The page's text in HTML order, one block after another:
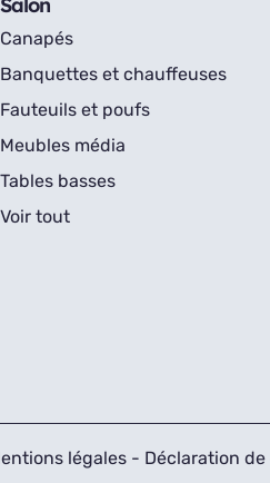
Canapés
Banquettes et chauffeuses
Fauteuils et poufs
Meubles média
Tables basses
Voir tout
légales - Déclaration